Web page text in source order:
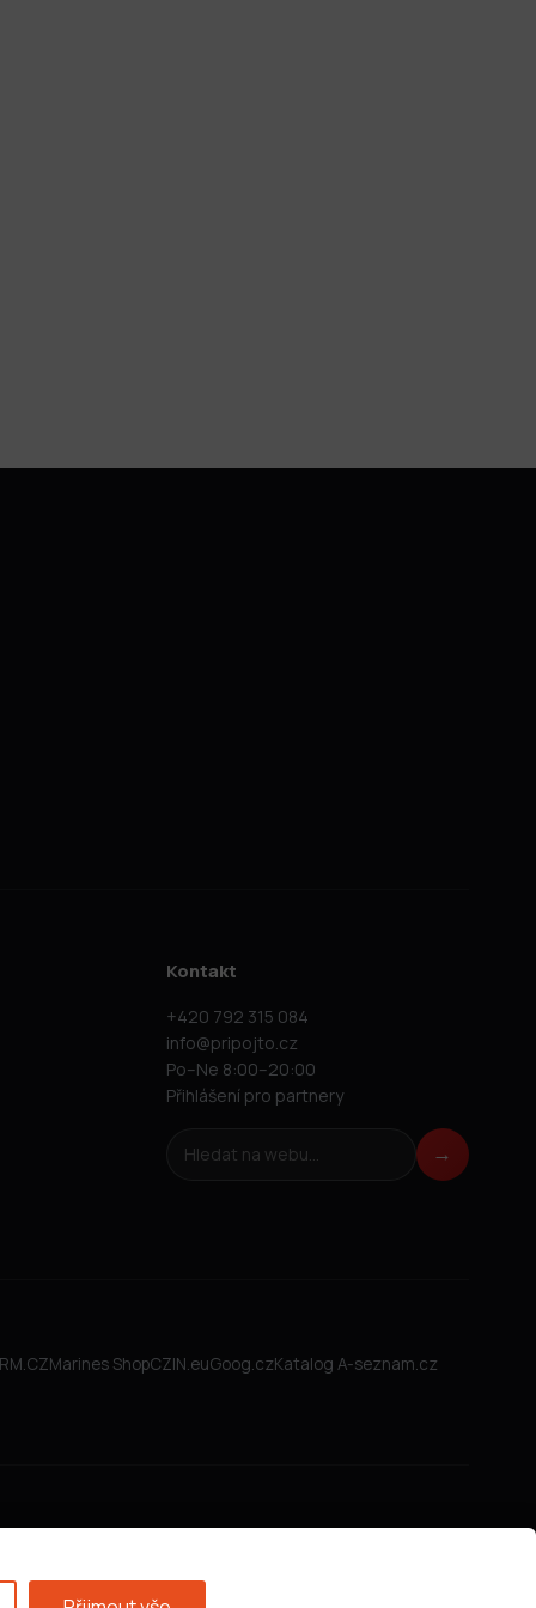
Kontakt
+420 792 315 084
info@pripojto.cz
Po–Ne 8:00–20:00
Přihlášení pro partnery
Hledat na webu →
Marines ShopCZIN.euGoog.czKatalog A-seznam.cz